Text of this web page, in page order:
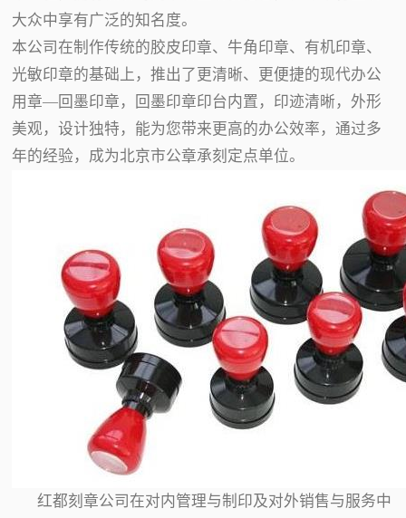
大众中享有广泛的知名度。
本公司在制作传统的胶皮印章、牛角印章、有机印章、
光敏印章的基础上，推出了更清晰、更便捷的现代办公
用章—回墨印章，回墨印章印台内置，印迹清晰，外形
美观，设计独特，能为您带来更高的办公效率，通过多
年的经验，成为北京市公章承刻定点单位。
红都刻章公司在对内管理与制印及对外销售与服务中